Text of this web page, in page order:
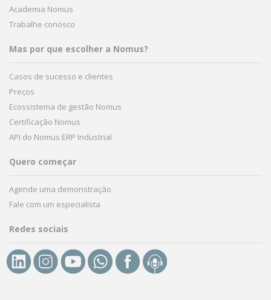
Academia Nomus
Trabalhe conosco
Mas por que escolher a Nomus?
Casos de sucesso e clientes
Preços
Ecossistema de gestão Nomus
Certificação Nomus
API do Nomus ERP Industrial
Quero começar
Agende uma demonstração
Fale com um especialista
Redes sociais